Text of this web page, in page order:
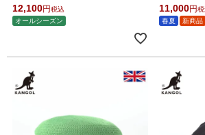
12,100
税込
オールシーズン
11,000
税
春夏
新商品